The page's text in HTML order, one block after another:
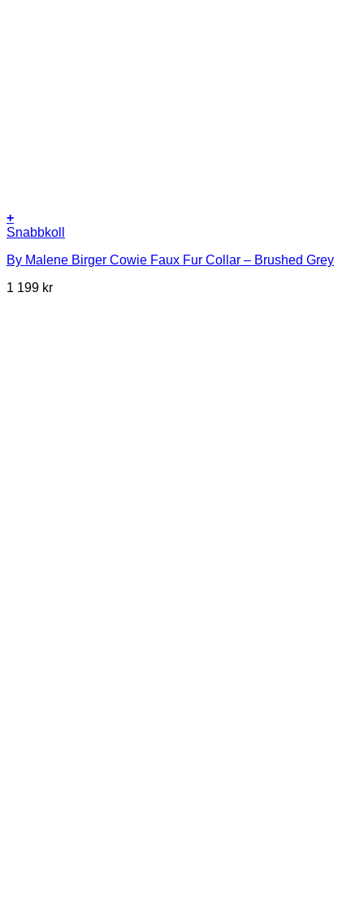
+
Snabbkoll
By Malene Birger Cowie Faux Fur Collar – Brushed Grey
1 199 kr